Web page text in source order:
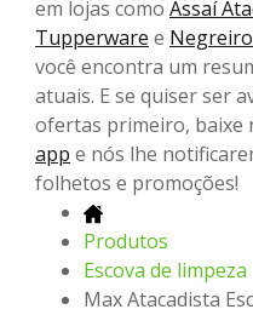
em lojas como Assaí
Tupperware e
você encontra um
atuais. E se quiser ser
ofertas primeiro, baixe
app e nós lhe
folhetos e promoções!
Produtos
Escova de limpeza
Max Atacadista